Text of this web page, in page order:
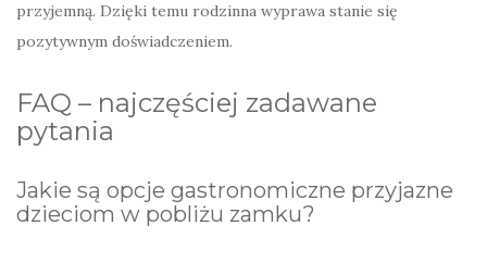
przyjemną. Dzięki temu rodzinna wyprawa stanie się
pozytywnym doświadczeniem.
FAQ – najczęściej zadawane
pytania
Jakie są opcje gastronomiczne przyjazne
dzieciom w pobliżu zamku?